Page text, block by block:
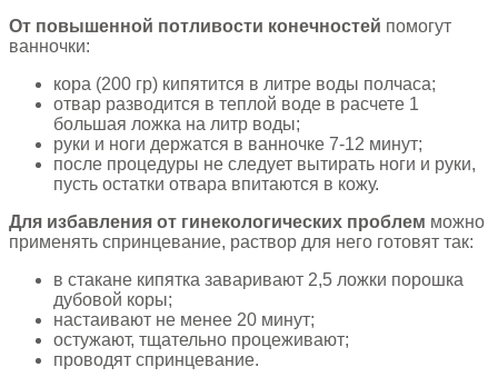
От повышенной потливости конечностей помогут
ванночки:
кора (200 гр) кипятится в литре воды полчаса;
отвар разводится в теплой воде в расчете 1
большая ложка на литр воды;
руки и ноги держатся в ванночке 7-12 минут;
после процедуры не следует вытирать ноги и руки,
пусть остатки отвара впитаются в кожу.
Для избавления от гинекологических проблем можно
применять спринцевание, раствор для него готовят так:
в стакане кипятка заваривают 2,5 ложки порошка
дубовой коры;
настаивают не менее 20 минут;
остужают, тщательно процеживают;
проводят спринцевание.